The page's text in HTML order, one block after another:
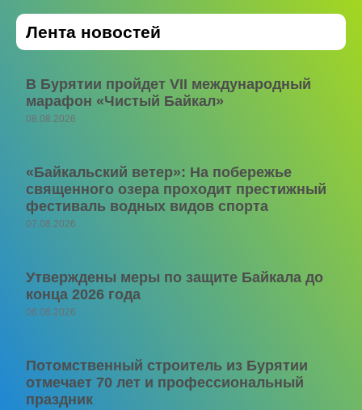
Лента новостей
В Бурятии пройдет VII международный
марафон «Чистый Байкал»
08.08.2026
«Байкальский ветер»: На побережье
священного озера проходит престижный
фестиваль водных видов спорта
07.08.2026
Утверждены меры по защите Байкала до
конца 2026 года
06.08.2026
Потомственный строитель из Бурятии
отмечает 70 лет и профессиональный
праздник